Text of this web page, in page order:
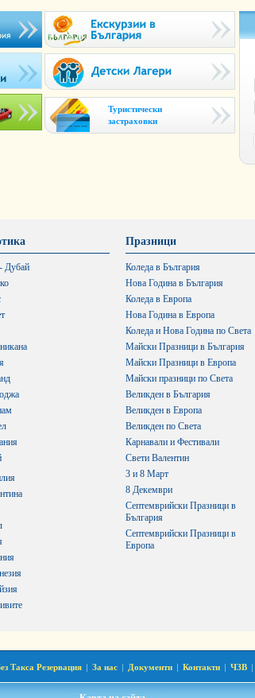
Туристически
застраховки
Дубай
Празници
Коледа в България
Нова Година в България
Коледа в Европа
Нова Година в Европа
Коледа и Нова Година по Света
Майски Празници в България
Майски Празници в Европа
Майски празници по Света
Великден в България
Великден в Европа
Великден по Света
Карнавали и Фестивали
Свети Валентин
3 и 8 Март
8 Декември
Септемврийски Празници в
България
Септемврийски Празници в
Европа
Такса Резервация | За нас | Документи | Контакти | ЧЗВ |